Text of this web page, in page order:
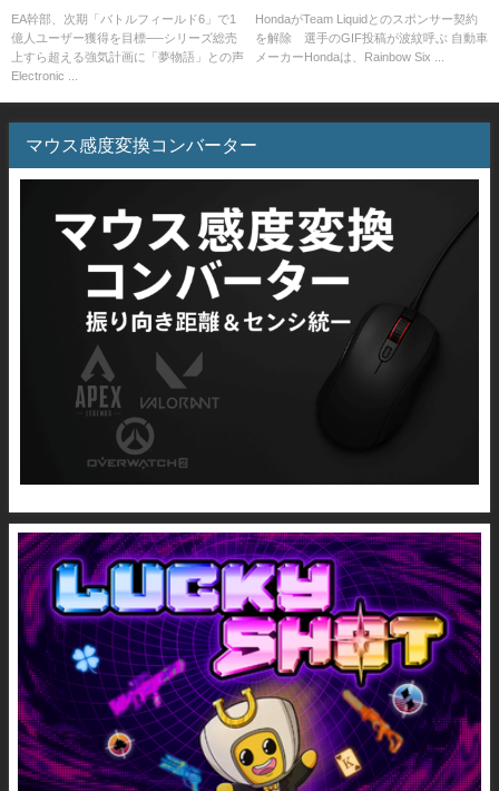
を目標にしていることが判明。
大きすぎる野望に社内も混乱、
ざわつく海外コミュニティ
EA幹部、次期「バトルフィールド6」で1
億人ユーザー獲得を目標──シリーズ総売
上すら超える強気計画に「夢物語」との声
Electronic ...
ームに敗退後の”原爆GIF”投稿が
波紋呼ぶ
HondaがTeam Liquidとのスポンサー契約
を解除 選手のGIF投稿が波紋呼ぶ 自動車
メーカーHondaは、Rainbow Six ...
マウス感度変換コンバーター